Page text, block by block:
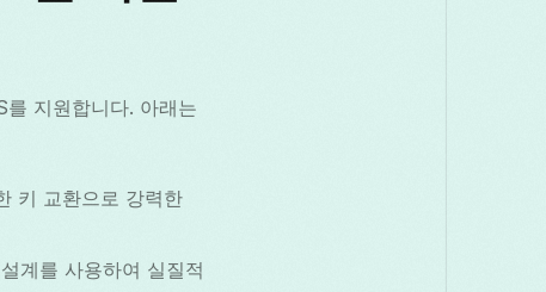
지원합니다. 아래는
키 교환으로 강력한
계를 사용하여 실질적